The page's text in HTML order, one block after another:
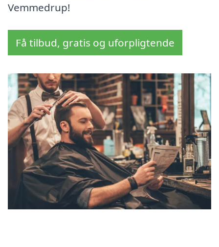
Vemmedrup!
Få tilbud, gratis og uforpligtende